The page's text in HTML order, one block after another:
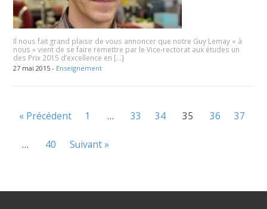
Il nous fait grand plaisir de vous annoncer que notre Guy Lemay « à
nous » vient de se faire remettre par le Vice-rectorat aux études un
des Prix 2015 d’excellence en […]
27 mai 2015 - Enseignement
« Précédent 1 … 33 34 35 36 37
… 40 Suivant »